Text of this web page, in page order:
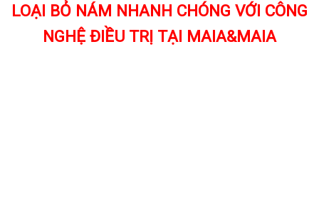
LOẠI BỎ NÁM NHANH CHÓNG VỚI CÔNG
NGHỆ ĐIỀU TRỊ TẠI MAIA&MAIA